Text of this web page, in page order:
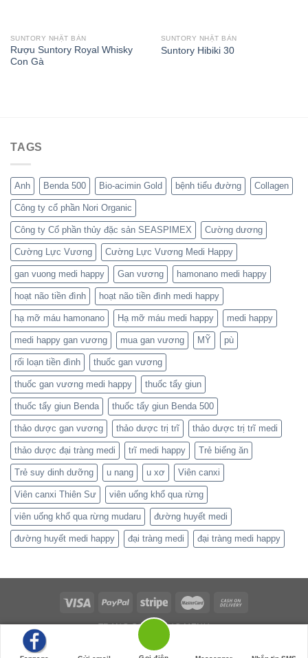
SUNTORY NHẬT BẢN
Rượu Suntory Royal Whisky
Con Gà
SUNTORY NHẬT BẢN
Suntory Hibiki 30
TAGS
Anh Benda 500 Bio-acimin Gold bệnh tiểu đường Collagen
Công ty cổ phần Nori Organic
Công ty Cổ phần thủy đặc sản SEASPIMEX Cường dương
Cường Lực Vương Cường Lực Vương Medi Happy
gan vuong medi happy Gan vương hamonano medi happy
hoạt não tiền đình hoạt não tiền đình medi happy
hạ mỡ máu hamonano Hạ mỡ máu medi happy medi happy
medi happy gan vương mua gan vương MỸ pù
rối loạn tiền đình thuốc gan vương
thuốc gan vương medi happy thuốc tẩy giun
thuốc tẩy giun Benda thuốc tẩy giun Benda 500
thảo dược gan vương thảo dược trị trĩ thảo dược trị trĩ medi
thảo dược đại tràng medi trĩ medi happy Trẻ biếng ăn
Trẻ suy dinh dưỡng u nang u xơ Viên canxi
Viên canxi Thiên Sư viên uống khổ qua rừng
viên uống khổ qua rừng mudaru đường huyết medi
đường huyết medi happy đại tràng medi đại tràng medi happy
TRANG CHỦ MỤC MENU
Copyright 2026 © Flatsome Theme